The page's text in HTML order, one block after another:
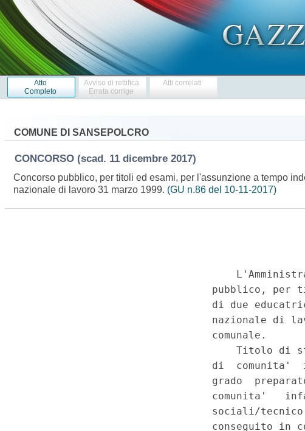
Atto
Completo
Avviso di rettifica
Errata corrige
Atti correlati
COMUNE DI SANSEPOLCRO
CONCORSO (scad. 11 dicembre 2017)
Concorso pubblico, per titoli ed esami, per l'assunzione a tempo
nazionale di lavoro 31 marzo 1999. (GU n.86 del 10-11-2017)